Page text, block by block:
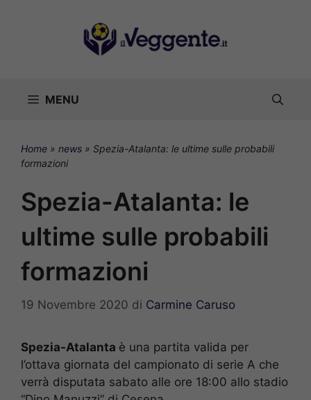
MENU
Home » news » Spezia-Atalanta: le ultime sulle probabili
formazioni
Spezia-Atalanta: le
ultime sulle probabili
formazioni
19 Novembre 2020 di Carmine Caruso
Spezia-Atalanta è una partita valida per
l’ottava giornata del campionato di serie A che
verrà disputata sabato alle ore 18:00 allo stadio